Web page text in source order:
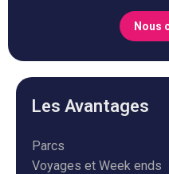
Nous
Les Avantages
Parcs
Voyages et Week ends